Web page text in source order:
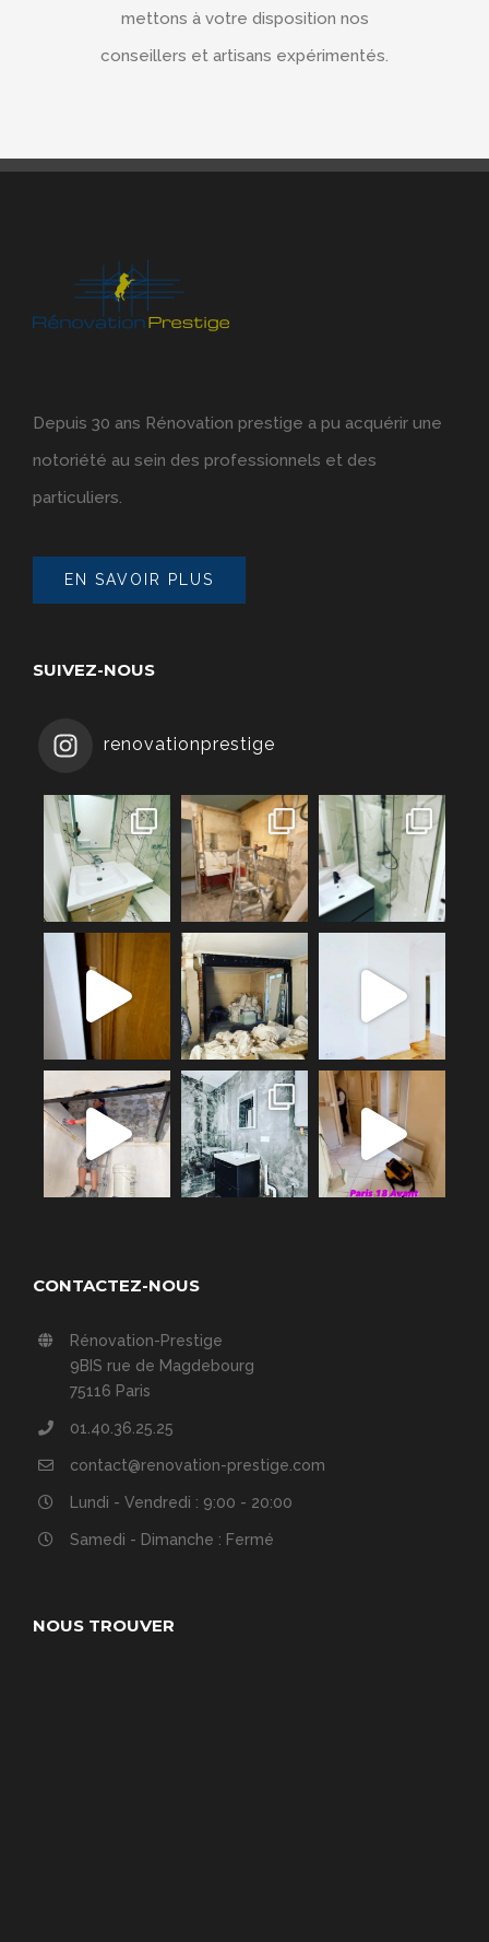
mettons à votre disposition nos
conseillers et artisans expérimentés.
Depuis 30 ans Rénovation prestige a pu acquérir une
notoriété au sein des professionnels et des
particuliers.
EN SAVOIR PLUS
SUIVEZ-NOUS
renovationprestige
CONTACTEZ-NOUS
Rénovation-Prestige
9BIS rue de Magdebourg
75116 Paris
01.40.36.25.25
contact@renovation-prestige.com
Lundi - Vendredi : 9:00 - 20:00
Samedi - Dimanche : Fermé
NOUS TROUVER